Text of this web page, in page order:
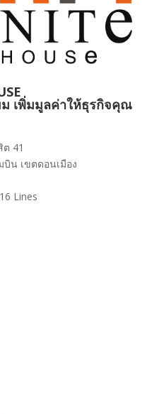
เพิ่มมูลค่าให้ธุรกิจคุณ
41
น เขตดอนเมือง
Lines